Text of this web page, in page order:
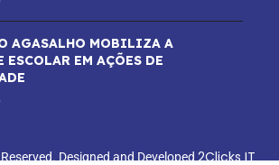
AGASALHO MOBILIZA A
ESCOLAR EM AÇÕES DE
Designed and Developed 2Clicks IT